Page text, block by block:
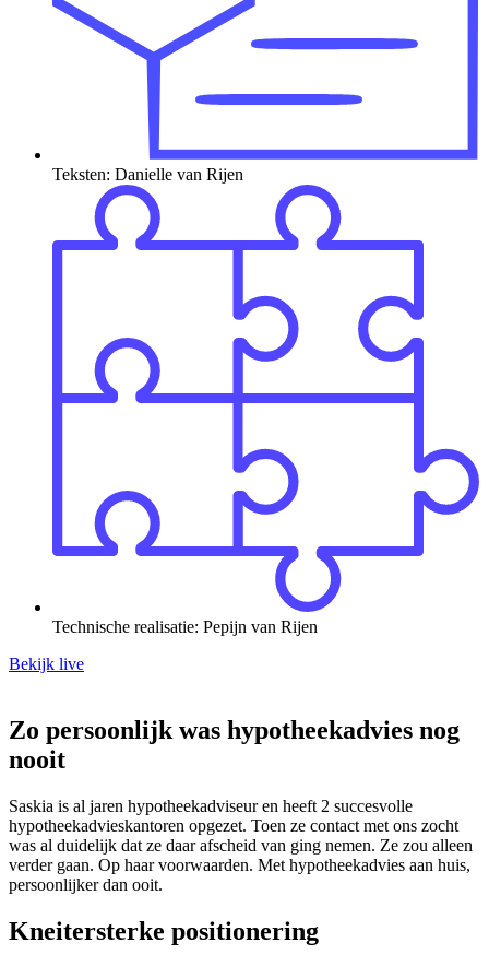
Teksten: Danielle van Rijen
Technische realisatie: Pepijn van Rijen
Bekijk live
Zo persoonlijk was hypotheekadvies nog
nooit
Saskia is al jaren hypotheekadviseur en heeft 2 succesvolle
hypotheekadvieskantoren opgezet. Toen ze contact met ons zocht
was al duidelijk dat ze daar afscheid van ging nemen. Ze zou alleen
verder gaan. Op haar voorwaarden. Met hypotheekadvies aan huis,
persoonlijker dan ooit.
Kneitersterke positionering